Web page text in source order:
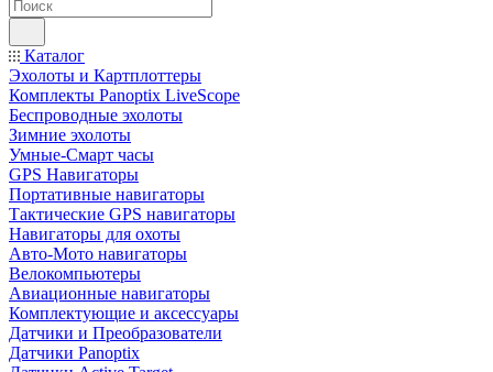
Каталог
Эхолоты и Картплоттеры
Комплекты Panoptix LiveScope
Беспроводные эхолоты
Зимние эхолоты
Умные-Смарт часы
GPS Навигаторы
Портативные навигаторы
Тактические GPS навигаторы
Навигаторы для охоты
Авто-Мото навигаторы
Велокомпьютеры
Авиационные навигаторы
Комплектующие и аксессуары
Датчики и Преобразователи
Датчики Panoptix